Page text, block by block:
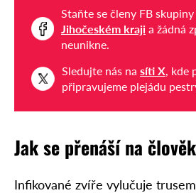
Staňte se členy FB skupiny
Jihočeském kraji a žádná
neunikne.
Sledujte nás na síti X, kde
připravujeme plejádu
Jak se přenáší na
Infikované zvíře vylučuje